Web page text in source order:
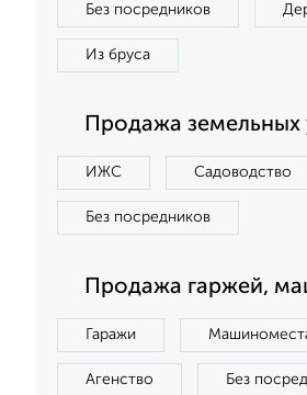
Без посредников
Из бруса
Продажа земельных
ИЖС Садоводство
Без посредников
Продажа гаржей,
Гаражи
Агенство Без